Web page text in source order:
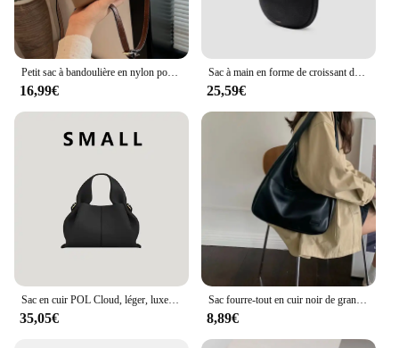
Petit sac à bandoulière en nylon pour femme, sac à main perfectionné, sac à bandoulière pour femme, poche étudiante, mode
16,99€
Sac à main en forme de croissant de luxe pour femme, sac à main en cuir, sac à main sous les bras, sac à main de créateur, série lune enrichie, sac hobo, sac à main à la mode, sac à main ouvert polyvalent, nouveau
25,59€
Sac en cuir POL Cloud, léger, luxe français, LiterECHpling, européen et américain, rétro, haut de gamme, portable, boîte à lunch, aisselle
35,05€
Sac fourre-tout en cuir noir de grande capacité pour femmes, sac à bandoulière simple polyvalent, à la mode et décontracté, nouveau
8,89€